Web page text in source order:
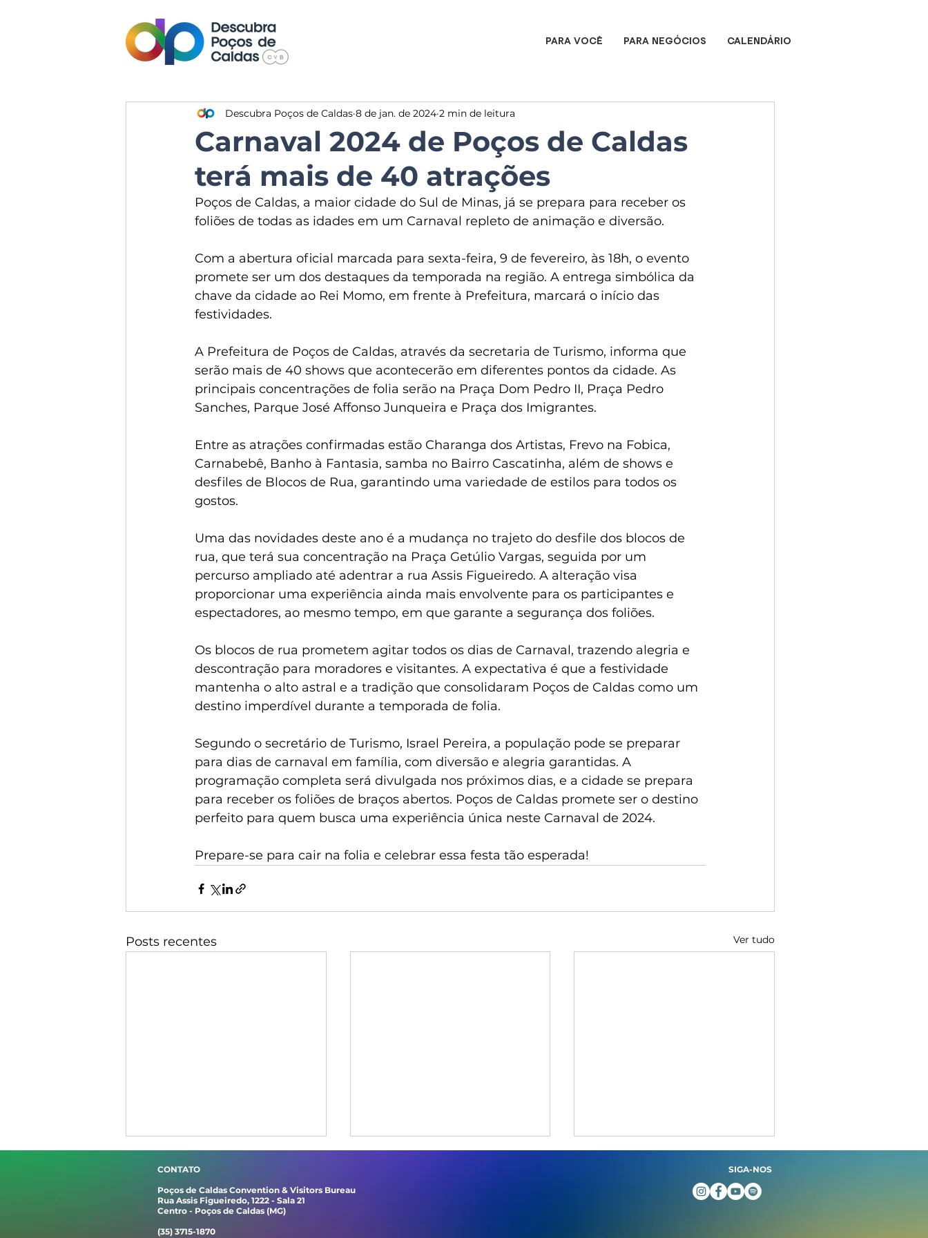
PARA VOCÊ PARA NEGÓCIOS CALENDÁRIO
Carnaval 2024 de Poços de Caldas
terá mais de 40 atrações
Descubra Poços de Caldas 8 de jan. de 2024 2 min de leitura
Poços de Caldas, a maior cidade do Sul de Minas, já se prepara para receber os
foliões de todas as idades em um Carnaval repleto de animação e diversão.
Com a abertura oficial marcada para sexta-feira, 9 de fevereiro, às 18h, o evento
promete ser um dos destaques da temporada na região. A entrega simbólica da
chave da cidade ao Rei Momo, em frente à Prefeitura, marcará o início das
festividades.
A Prefeitura de Poços de Caldas, através da secretaria de Turismo, informa que
serão mais de 40 shows que acontecerão em diferentes pontos da cidade. As
principais concentrações de folia serão na Praça Dom Pedro II, Praça Pedro
Sanches, Parque José Affonso Junqueira e Praça dos Imigrantes.
Entre as atrações confirmadas estão Charanga dos Artistas, Frevo na Fobica,
Carnabebê, Banho à Fantasia, samba no Bairro Cascatinha, além de shows e
desfiles de Blocos de Rua, garantindo uma variedade de estilos para todos os
gostos.
Uma das novidades deste ano é a mudança no trajeto do desfile dos blocos de
rua, que terá sua concentração na Praça Getúlio Vargas, seguida por um
percurso ampliado até adentrar a rua Assis Figueiredo. A alteração visa
proporcionar uma experiência ainda mais envolvente para os participantes e
espectadores, ao mesmo tempo, em que garante a segurança dos foliões.
Os blocos de rua prometem agitar todos os dias de Carnaval, trazendo alegria e
descontração para moradores e visitantes. A expectativa é que a festividade
mantenha o alto astral e a tradição que consolidaram Poços de Caldas como um
destino imperdível durante a temporada de folia.
Segundo o secretário de Turismo, Israel Pereira, a população pode se preparar
para dias de carnaval em família, com diversão e alegria garantidas. A
programação completa será divulgada nos próximos dias, e a cidade se prepara
para receber os foliões de braços abertos. Poços de Caldas promete ser o destino
perfeito para quem busca uma experiência única neste Carnaval de 2024.
Prepare-se para cair na folia e celebrar essa festa tão esperada!
Posts recentes Ver tudo
CONTATO
Poços de Caldas Convention & Visitors Bureau
Rua Assis Figueiredo, 1222 - Sala 21
Centro - Poços de Caldas (MG)
(35) 3715-1870
SIGA-NOS